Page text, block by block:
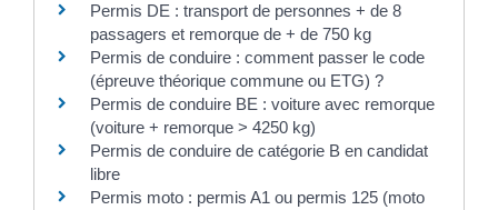
Permis DE : transport de personnes + de 8
passagers et remorque de + de 750 kg
Permis de conduire : comment passer le code
(épreuve théorique commune ou ETG) ?
Permis de conduire BE : voiture avec remorque
(voiture + remorque > 4250 kg)
Permis de conduire de catégorie B en candidat
libre
Permis moto : permis A1 ou permis 125 (moto